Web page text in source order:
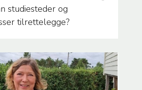
studiesteder og
tilrettelegge?